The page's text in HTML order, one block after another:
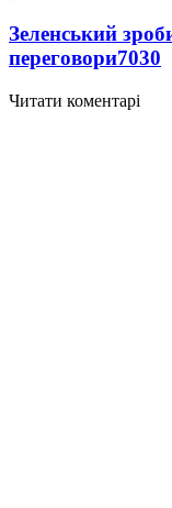
Зеленський
переговори7030
Читати коментарі